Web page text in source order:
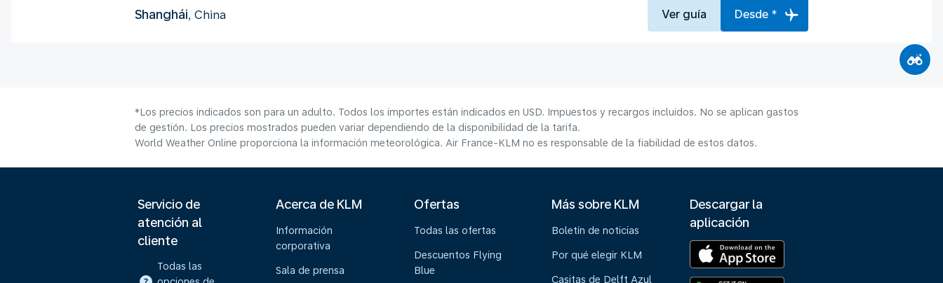
Shanghái, China Ver guía Desde *
*Los precios indicados son para un adulto. Todos los importes están indicados en USD. Impuestos y recargos incluidos. No se aplican gastos
de gestión. Los precios mostrados pueden variar dependiendo de la disponibilidad de la tarifa.
World Weather Online proporciona la información meteorológica. Air France-KLM no es responsable de la fiabilidad de estos datos.
Servicio de
atención al
cliente
Todas las
Acerca de KLM
Información
corporativa
Sala de prensa
Ofertas
Todas las ofertas
Descuentos Flying
Blue
Más sobre KLM
Boletín de noticias
Por qué elegir KLM
Casitas de Delft Azul
Descargar la
aplicación